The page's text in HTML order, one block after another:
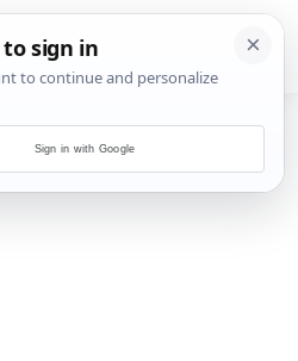
Sign in with Google